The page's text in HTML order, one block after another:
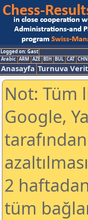
Logged on: Gast
Arabic ARM AZE BIH BUL CAT CHN
Anasayfa Turnuva
Not: Tüm
Google,
2
tüm